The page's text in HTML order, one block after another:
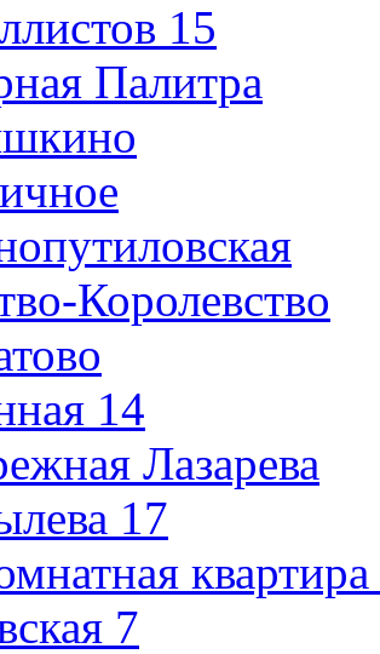
15
Палитра
Королевство
14
Лазарева
17
7